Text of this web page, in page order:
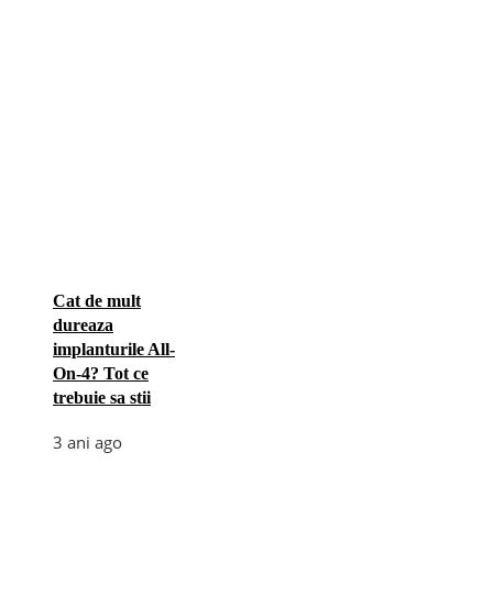
Cat de mult
dureaza
implanturile All-
On-4? Tot ce
trebuie sa stii
3 ani ago